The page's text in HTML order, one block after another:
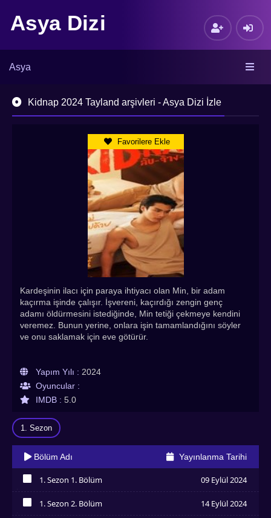
Asya Dizi
Asya
Kidnap 2024 Tayland arşivleri - Asya Dizi İzle
Favorilere Ekle
Kardeşinin ilacı için paraya ihtiyacı olan Min, bir adam
kaçırma işinde çalışır. İşvereni, kaçırdığı zengin genç
adamı öldürmesini istediğinde, Min tetiği çekmeye kendini
veremez. Bunun yerine, onlara işin tamamlandığını söyler
ve onu saklamak için eve götürür.
Yapım Yılı : 2024
Oyuncular :
IMDB : 5.0
1. Sezon
Bölüm Adı Yayınlanma Tarihi
1. Sezon 1. Bölüm 09 Eylül 2024
1. Sezon 2. Bölüm 14 Eylül 2024